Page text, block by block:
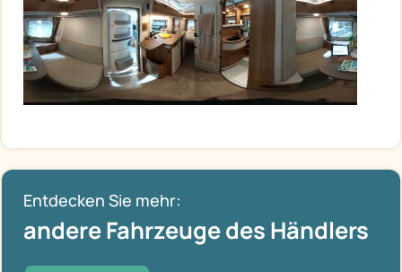
Entdecken Sie mehr:
andere Fahrzeuge des Händlers